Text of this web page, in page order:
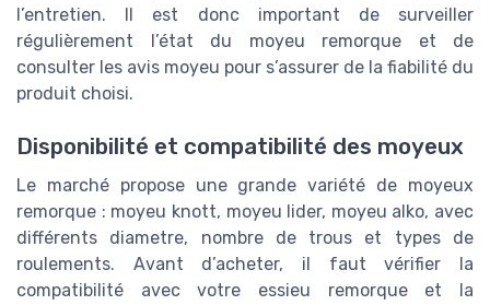
l’entretien. Il est donc important de surveiller
régulièrement l’état du moyeu remorque et de
consulter les avis moyeu pour s’assurer de la fiabilité du
produit choisi.
Disponibilité et compatibilité des moyeux
Le marché propose une grande variété de moyeux
remorque : moyeu knott, moyeu lider, moyeu alko, avec
différents diametre, nombre de trous et types de
roulements. Avant d’acheter, il faut vérifier la
compatibilité avec votre essieu remorque et la